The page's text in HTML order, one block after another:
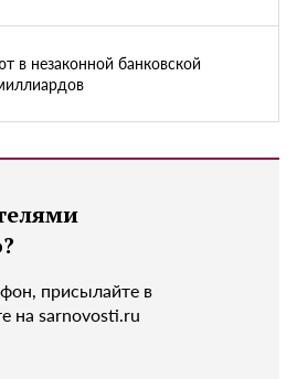
в незаконной банковской
присылайте в
на sarnovosti.ru